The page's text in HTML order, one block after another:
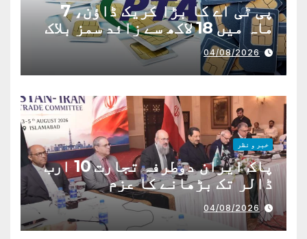
پی ٹی اے کا بڑا کریک ڈاؤن، 7
ماہ میں 18 لاکھ سے زائد سمز بلاک
04/08/2026
خبر و نظر
پاک ایران دوطرفہ تجارت 10 ارب
ڈالر تک بڑھانے کا عزم
04/08/2026